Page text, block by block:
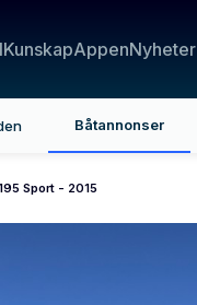
KunskapAppenNyheter
Båtannonser
Sport - 2015